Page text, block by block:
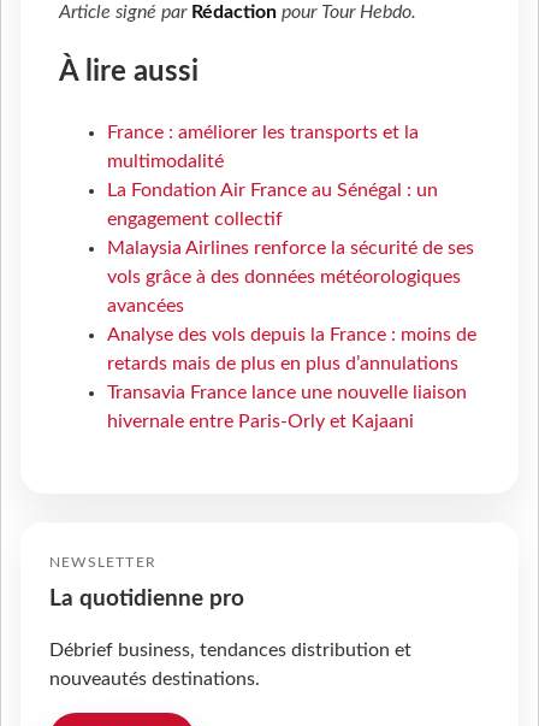
Article signé par Rédaction pour Tour Hebdo.
À lire aussi
France : améliorer les transports et la
multimodalité
La Fondation Air France au Sénégal : un
engagement collectif
Malaysia Airlines renforce la sécurité de ses
vols grâce à des données météorologiques
avancées
Analyse des vols depuis la France : moins de
retards mais de plus en plus d’annulations
Transavia France lance une nouvelle liaison
hivernale entre Paris-Orly et Kajaani
NEWSLETTER
La quotidienne pro
Débrief business, tendances distribution et
nouveautés destinations.